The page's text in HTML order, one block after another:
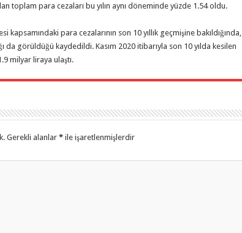
toplam para cezaları bu yılın aynı döneminde yüzde 1.54 oldu.
para cezalarının son 10 yıllık geçmişine bakıldığında,
da görüldüğü kaydedildi. Kasım 2020 itibarıyla son 10 yılda kesilen
milyar liraya ulaştı.
Gerekli alanlar *ile işaretlenmişlerdir